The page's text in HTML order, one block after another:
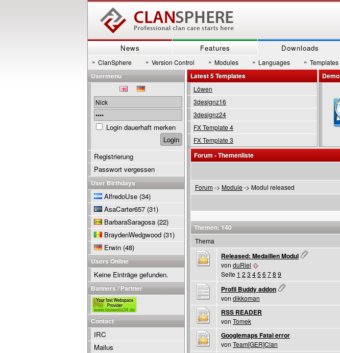
News Features Downloads
» ClanSphere » Version Control » Modules » Languages » Templates
Latest 5 Templates
Löwen
3designz16
3designz24
FX Template 4
FX Template 3
Demo
Forum - Themenliste
Forum-> Module -> Modul released
Themen: 140
Thema
Released: Medaillen Modul
von duRiel
Seite 1 2 3 45 6 78 9
Profil Buddy addon
von dikkoman
RSS READER
von Tomek
Googlemaps Fatal error
von Team[GER]Clan
Usermenu
Login dauerhaft merken
Registrierung
Passwort vergessen
User Birthdays
AlfredoUse (34)
AsaCarter657 (31)
BarbaraSaragosa (22)
BraydenWedgwood (31)
Erwin (48)
Users Online
Keine Einträge gefunden.
Banners / Partner
Contact
IRC
Mailus